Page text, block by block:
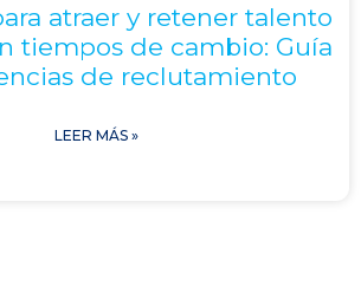
atraer y retener talento
tiempos de cambio: Guía
de reclutamiento
LEER MÁS »